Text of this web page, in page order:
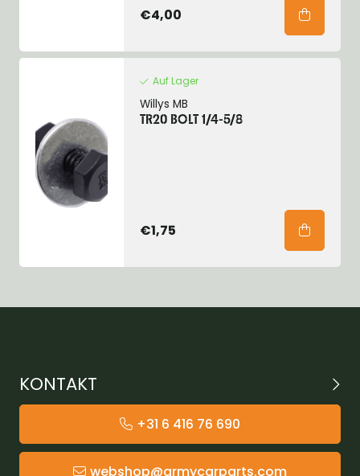
€4,00
Auf Lager
Willys MB
TR20 BOLT 1/4-5/8
€1,75
KONTAKT
+31 6 416 76 690
webshop@armycarparts.com